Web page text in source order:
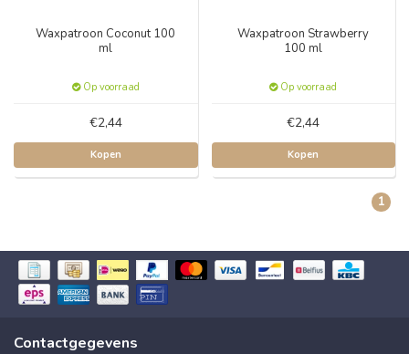
Waxpatroon Coconut 100
ml
Op voorraad
€2,44
Kopen
Waxpatroon Strawberry
100 ml
Op voorraad
€2,44
Kopen
1
Contactgegevens